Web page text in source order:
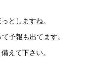
としますね。
予報も出てます。
えて下さい。